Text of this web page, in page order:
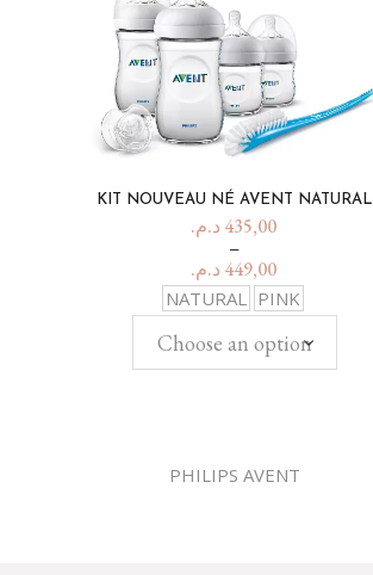
KIT NOUVEAU NÉ AVENT NATURAL
435,00 د.م.
–
449,00 د.م.
NATURAL PINK
Choose an option
PHILIPS AVENT